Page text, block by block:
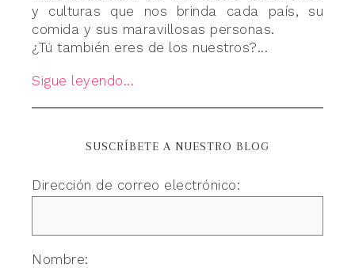
y culturas que nos brinda cada país, su
comida y sus maravillosas personas.
¿Tú también eres de los nuestros?...
Sigue leyendo...
SUSCRÍBETE A NUESTRO BLOG
Dirección de correo electrónico:
Nombre: